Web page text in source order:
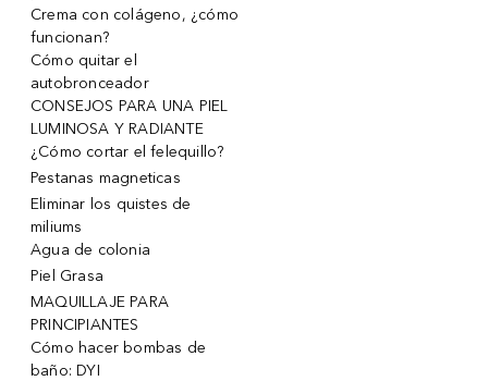
Crema con colágeno, ¿cómo
funcionan?
Cómo quitar el
autobronceador
CONSEJOS PARA UNA PIEL
LUMINOSA Y RADIANTE
¿Cómo cortar el felequillo?
Pestanas magneticas
Eliminar los quistes de
miliums
Agua de colonia
Piel Grasa
MAQUILLAJE PARA
PRINCIPIANTES
Cómo hacer bombas de
baño: DYI